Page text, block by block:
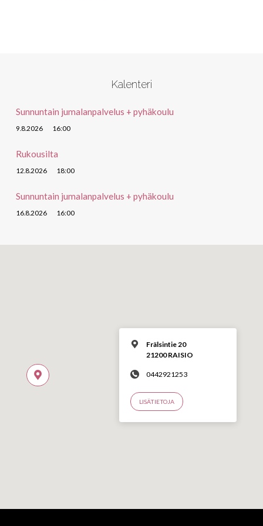
Kalenteri
Sunnuntain jumalanpalvelus + pyhäkoulu
9.8.2026 16:00
Rukousilta
12.8.2026 18:00
Sunnuntain jumalanpalvelus + pyhäkoulu
16.8.2026 16:00
Frälsintie 20
21200 RAISIO
0442921253
LISÄTIETOJA